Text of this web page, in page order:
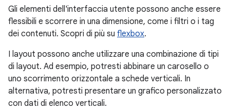
Gli elementi dell'interfaccia utente possono anche essere
flessibili e scorrere in una dimensione, come i filtri o i tag
dei contenuti. Scopri di più su flexbox.
I layout possono anche utilizzare una combinazione di tipi
di layout. Ad esempio, potresti abbinare un carosello o
uno scorrimento orizzontale a schede verticali. In
alternativa, potresti presentare un grafico personalizzato
con dati di elenco verticali.